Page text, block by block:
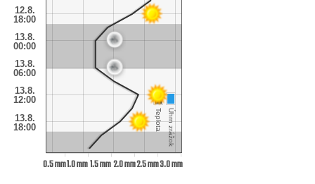
12.8.
18:00
13.8.
00:00
13.8.
06:00
13.8.
12:00
13.8.
18:00
0.5 mm1.0 mm1.5 mm2.0 mm2.5 mm3.0 mm
Úhrn zrážok
Teplota